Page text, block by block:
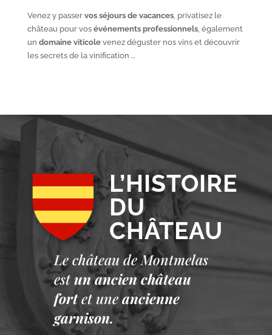
Venez y passer vos séjours de vacances, privatisez le
château pour vos événements professionnels, également
un domaine viticolevenez déguster nos vins et découvrir
les secrets de la vinification …
L’HISTOIRE
DU
CHÂTEAU
Le château de Montmelas
est un ancien château
fort et une ancienne
garnison.